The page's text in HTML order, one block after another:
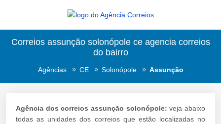
Correios assunção solonópole ce agencia correios
do bairro
Agências CE Solonópole Assunção
Agência dos correios assunção solonópole: veja abaixo
todas as unidades dos correios que estão localizadas no